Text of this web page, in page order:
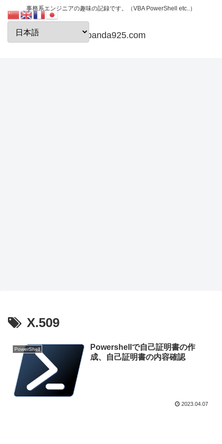
事務系エンジニアの趣味の記録です。（VBA PowerShell etc..）
papanda925.com
X.509
PowerShell
Powershellで自己証明書の作
成、自己証明書の内容確認
2023.04.07